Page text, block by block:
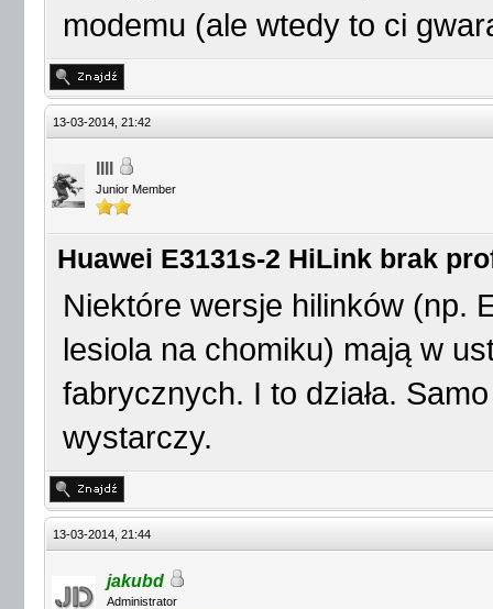
modemu (ale wtedy to ci
13-03-2014, 21:42
Junior Member
Huawei E3131s-2 HiLink brak
Niektóre wersje hilinków (np.
lesiola na chomiku) mają w
fabrycznych. I to działa.
wystarczy.
13-03-2014, 21:44
jakubd
Administrator